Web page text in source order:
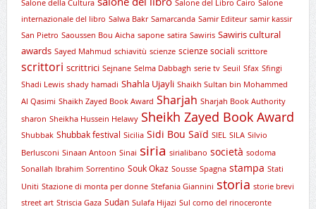
Salone della Cultura
Salone del Libro Cairo Salone
internazionale del libro Salwa Bakr Samarcanda Samir Editeur samir kassir
San Pietro Saoussen Bou Aicha sapone satira Sawiris Sawiris cultural
awards Sayed Mahmud schiavitù scienze scienze sociali scrittore
scrittori scrittrici Sejnane Selma Dabbagh serie tv Seuil Sfax Sfingi
Shadi Lewis shady hamadi Shahla Ujayli Shaikh Sultan bin Mohammed
Al Qasimi Shaikh Zayed Book Award Sharjah Sharjah Book Authority
sharon Sheikha Hussein Helawy Sheikh Zayed Book Award
Shubbak Shubbak festival Sicilia Sidi Bou Saïd SIEL SILA Silvio
Berlusconi Sinaan Antoon Sinai siria sirialibano società sodoma
Sonallah Ibrahim Sorrentino Souk Okaz Sousse Spagna stampa Stati
Uniti Stazione di monta per donne Stefania Giannini storia storie brevi
street art Striscia Gaza Sudan Sulafa Hijazi Sul corno del rinoceronte